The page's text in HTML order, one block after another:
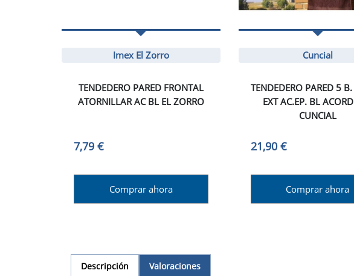
Imex El Zorro
TENDEDERO PARED FRONTAL
ATORNILLAR AC BL EL ZORRO
7,79 €
Comprar ahora
Cuncial
TENDEDERO PARED 5
EXT AC.EP. BL
CUNCIAL
21,90 €
Comprar ahora
Descripción Valoraciones